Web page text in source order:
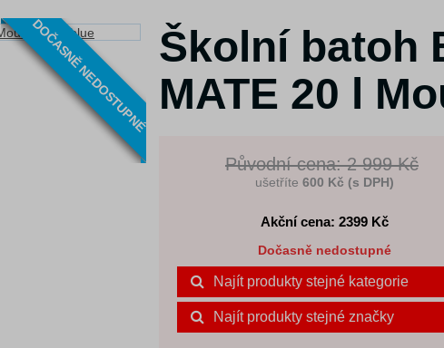
DOČASNĚ NEDOSTUPNÉ Školní batoh
MATE 20 l
Původní cena: 2 999 Kč
ušetříte 600 Kč (s DPH)
Akční cena: 2399Kč
Dočasně nedostupné
Najít produkty stejné kategorie
Najít produkty stejné značky